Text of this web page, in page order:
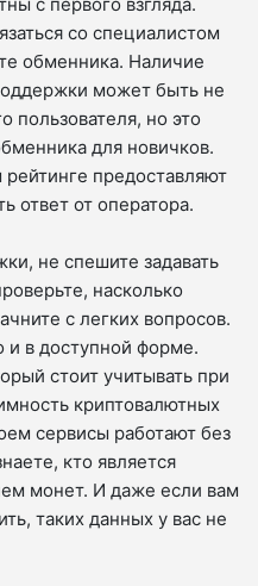
с первого взгляда.
со специалистом
обменника. Наличие
может быть не
пользователя, но это
для новичков.
предоставляют
ответ от оператора.
не спешите задавать
насколько
с легких вопросов.
и в доступной форме.
стоит учитывать при
криптовалютных
сервисы работают без
кто является
монет. И даже если вам
таких данных у вас не